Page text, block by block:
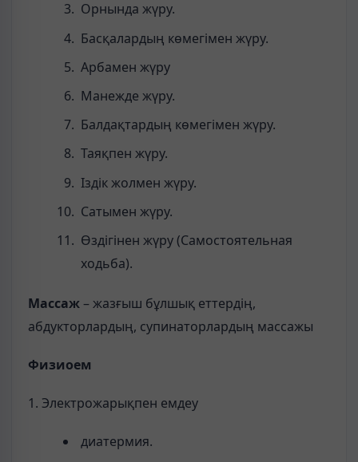
Орнында жүру.
Басқалардың көмегімен жүру.
Арбамен жүру
Манежде жүру.
Балдақтардың көмегімен жүру.
Таяқпен жүру.
Іздік жолмен жүру.
Сатымен жүру.
Өздігінен жүру (Самостоятельная
ходьба).
Массаж– жазғыш бұлшық еттердің,
абдукторлардың, супинаторлардың массажы
Физиоем
1. Электрожарықпен емдеу
диатермия.